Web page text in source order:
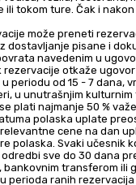
ili tokom ture. Čak i
može preneti
dostavljanje pisane i
navedenim u
rezervacije otkaže
u periodu od 15 - 7
u unutrašnjim
plati najmanje 50 %
polaska uplate
cene na dan
polaska. Svaki učesnik
sve do 30 dana
transferom ili